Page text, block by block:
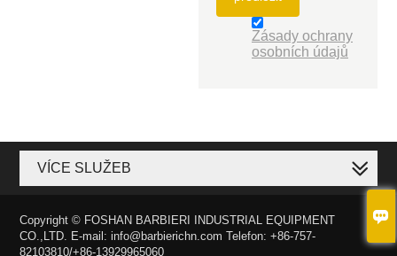

Zásady ochrany
osobních údajů
VÍCE SLUŽEB
Copyright © FOSHAN BARBIERI INDUSTRIAL EQUIPMENT
CO.,LTD. E-mail: info@barbierichn.com Telefon: +86-757-
82103810/+86-13929965060